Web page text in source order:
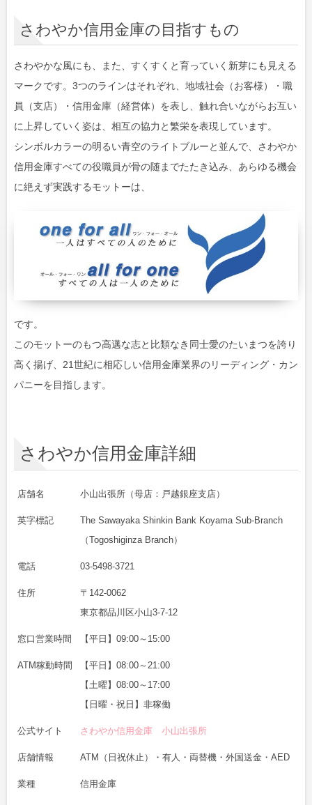
さわやか信用金庫の目指すもの
さわやかな風にも、また、すくすくと育っていく新芽にも見える
マークです。3つのラインはそれぞれ、地域社会（お客様）・職
員（支店）・信用金庫（経営体）を表し、触れ合いながらお互い
に上昇していく姿は、相互の協力と繁栄を表現しています。
シンボルカラーの明るい青空のライトブルーと並んで、さわやか
信用金庫すべての役職員が骨の随までたたき込み、あらゆる機会
に絶えず実践するモットーは、
です。
このモットーのもつ高邁な志と比類なき同士愛のたいまつを誇り
高く揚げ、21世紀に相応しい信用金庫業界のリーディング・カン
パニーを目指します。
さわやか信用金庫詳細
店舗名 小山出張所（母店：戸越銀座支店）
英字標記
The Sawayaka Shinkin Bank Koyama Sub-Branch
（Togoshiginza Branch）
電話 03-5498-3721
住所
〒142-0062
東京都品川区小山3-7-12
窓口営業時間 【平日】09:00～15:00
ATM稼動時間
【平日】08:00～21:00
【土曜】08:00～17:00
【日曜・祝日】非稼働
公式サイト さわやか信用金庫 小山出張所
店舗情報 ATM（日祝休止）・有人・両替機・外国送金・AED
業種 信用金庫